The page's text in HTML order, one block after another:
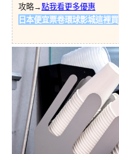
攻略→點我看更多優惠
日本便宜票卷環球影城這裡買